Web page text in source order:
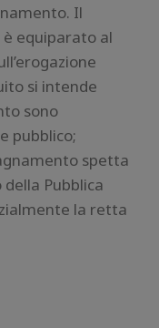
Il
equiparato al
si intende
sono
pubblico;
spetta
Pubblica
la retta